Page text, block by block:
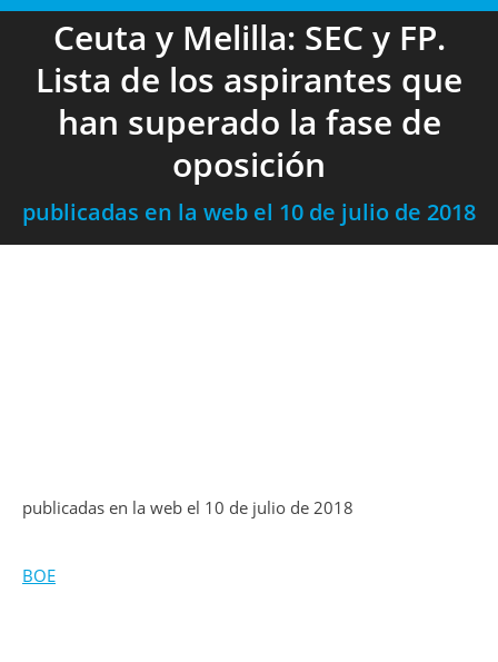
Ceuta y Melilla: SEC y FP.
Lista de los aspirantes que
han superado la fase de
oposición
publicadas en la web el 10 de julio de 2018
publicadas en la web el 10 de julio de 2018
BOE